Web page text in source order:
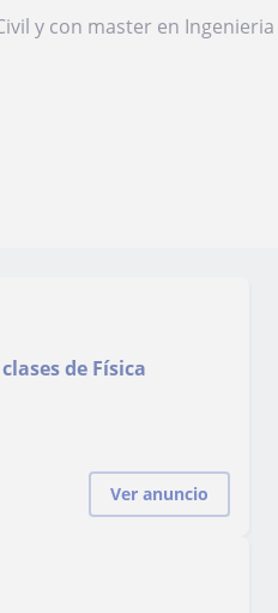
y con master en Ingenieria
de Física
Ver anuncio